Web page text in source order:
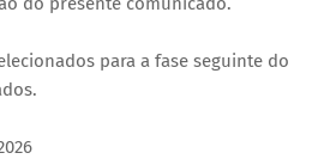
para a fase seguinte do